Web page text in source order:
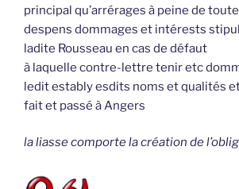
principal qu’arrérages à peine de
despens dommages et intérests
ladite Rousseau en cas de défaut
à laquelle contre-lettre tenir etc
ledit estably esdits noms et qualités
fait et passé à Angers
la liasse comporte la création de